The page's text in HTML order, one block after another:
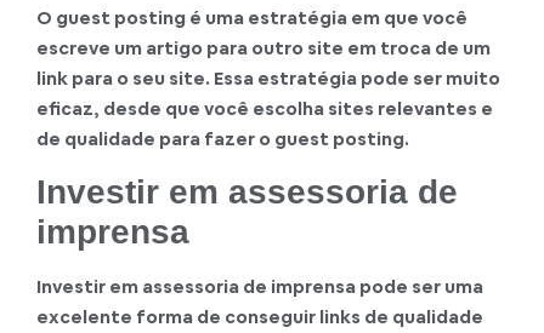
O guest posting é uma estratégia em que você
escreve um artigo para outro site em troca de um
link para o seu site. Essa estratégia pode ser muito
eficaz, desde que você escolha sites relevantes e
de qualidade para fazer o guest posting.
Investir em assessoria de
imprensa
Investir em assessoria de imprensa pode ser uma
excelente forma de conseguir links de qualidade